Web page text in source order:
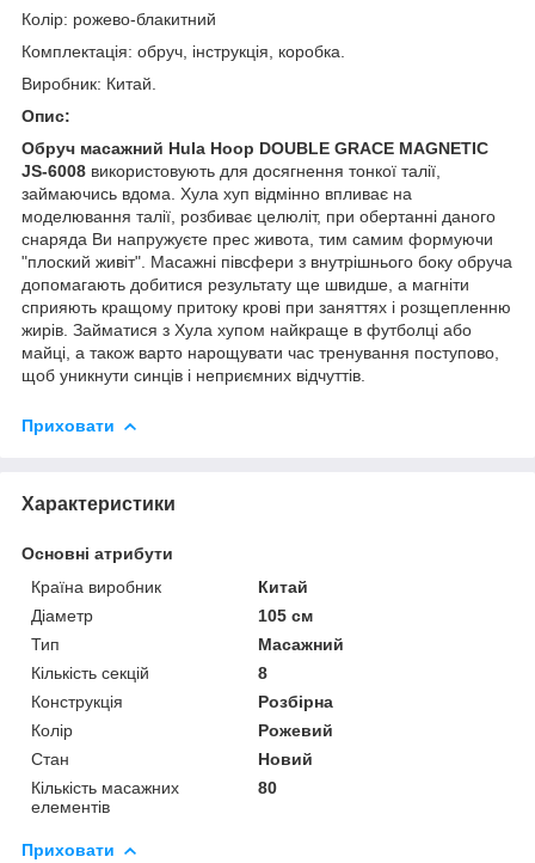
Колір: рожево-блакитний
Комплектація: обруч, інструкція, коробка.
Виробник: Китай.
Опис:
Обруч масажний Hula Hoop DOUBLE GRACE MAGNETIC
JS-6008 використовують для досягнення тонкої талії,
займаючись вдома. Хула хуп відмінно впливає на
моделювання талії, розбиває целюліт, при обертанні даного
снаряда Ви напружуєте прес живота, тим самим формуючи
"плоский живіт". Масажні півсфери з внутрішнього боку обруча
допомагають добитися результату ще швидше, а магніти
сприяють кращому притоку крові при заняттях і розщепленню
жирів. Займатися з Хула хупом найкраще в футболці або
майці, а також варто нарощувати час тренування поступово,
щоб уникнути синців і неприємних відчуттів.
Приховати
Характеристики
Основні атрибути
Країна виробник
Китай
Діаметр
105 см
Тип
Масажний
Кількість секцій
8
Конструкція
Розбірна
Колір
Рожевий
Стан
Новий
Кількість масажних
елементів
80
Приховати